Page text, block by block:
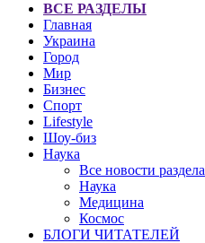
ВСЕ РАЗДЕЛЫ
Главная
Украина
Город
Мир
Бизнес
Спорт
Lifestyle
Шоу-биз
Наука
Все новости раздела
Наука
Медицина
Космос
БЛОГИ ЧИТАТЕЛЕЙ